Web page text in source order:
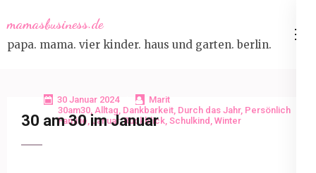
to
content
mamasbusiness.de
papa. mama. vier kinder. haus und garten. berlin.
30 Januar 2024
Marit
30am30, Alltag, Dankbarkeit, Durch das Jahr, Persönlich
Familie,Januar,Rückblick, Schulkind , Winter
30 am 30 im Januar